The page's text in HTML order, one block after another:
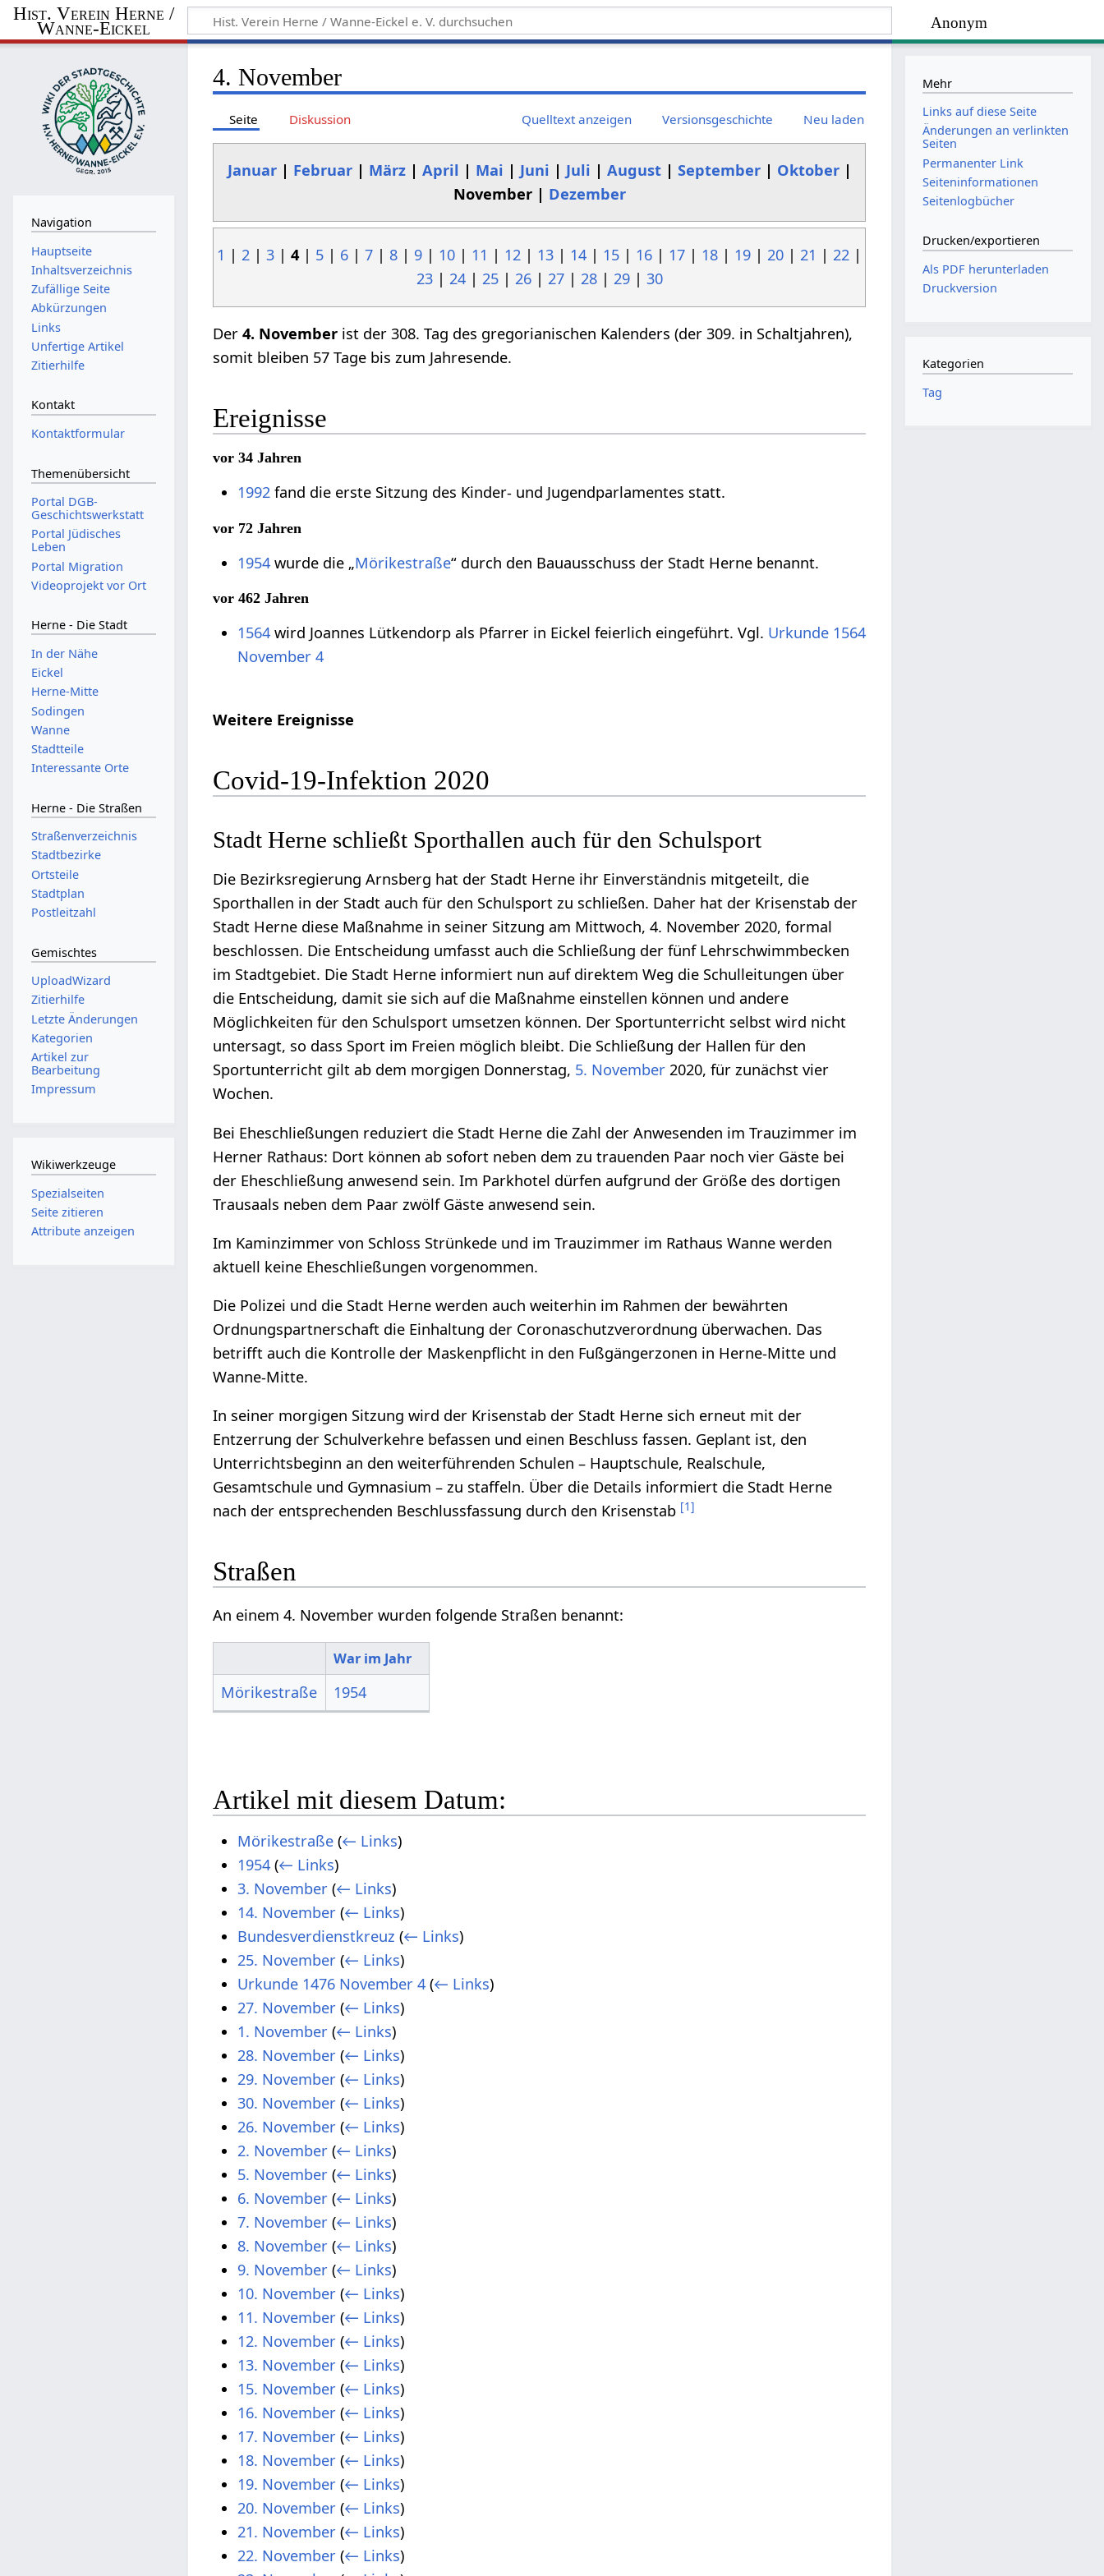
Anonym
Hist. Verein Herne /
Wanne-Eickel
4. November
Seite Diskussion Quelltext anzeigen Versionsgeschichte Neu laden
Januar| Februar| März| April | Mai | Juni | Juli | August| September| Oktober|
November | Dezember
1 |2 |3 |4| 5 | 6 |7 | 8 | 9 | 10 | 11 | 12 | 13 | 14 | 15 | 16 | 17 | 18 | 19 |20 |21 |22 |
23| 24| 25| 26| 27| 28| 29| 30
Der4. November ist der 308. Tag des gregorianischen Kalenders (der 309. in Schaltjahren),
somit bleiben 57 Tage bis zum Jahresende.
Ereignisse
vor 34 Jahren
1992fand die erste Sitzung des Kinder- und Jugendparlamentes statt.
vor 72 Jahren
1954wurde die „Mörikestraße“ durch den Bauausschuss der Stadt Herne benannt.
vor 462 Jahren
1564wird Joannes Lütkendorp als Pfarrer in Eickel feierlich eingeführt. Vgl. Urkunde 1564
November 4
Weitere Ereignisse
Covid-19-Infektion 2020
Stadt Herne schließt Sporthallen auch für den Schulsport
Die Bezirksregierung Arnsberg hat der Stadt Herne ihr Einverständnis mitgeteilt, die
Sporthallen in der Stadt auch für den Schulsport zu schließen. Daher hat der Krisenstab der
Stadt Herne diese Maßnahme in seiner Sitzung am Mittwoch, 4. November 2020, formal
beschlossen. Die Entscheidung umfasst auch die Schließung der fünf Lehrschwimmbecken
im Stadtgebiet. Die Stadt Herne informiert nun auf direktem Weg die Schulleitungen über
die Entscheidung, damit sie sich auf die Maßnahme einstellen können und andere
Möglichkeiten für den Schulsport umsetzen können. Der Sportunterricht selbst wird nicht
untersagt, so dass Sport im Freien möglich bleibt. Die Schließung der Hallen für den
Sportunterricht gilt ab dem morgigen Donnerstag, 5. November 2020, für zunächst vier
Wochen.
Bei Eheschließungen reduziert die Stadt Herne die Zahl der Anwesenden im Trauzimmer im
Herner Rathaus: Dort können ab sofort neben dem zu trauenden Paar noch vier Gäste bei
der Eheschließung anwesend sein. Im Parkhotel dürfen aufgrund der Größe des dortigen
Trausaals neben dem Paar zwölf Gäste anwesend sein.
Im Kaminzimmer von Schloss Strünkede und im Trauzimmer im Rathaus Wanne werden
aktuell keine Eheschließungen vorgenommen.
Die Polizei und die Stadt Herne werden auch weiterhin im Rahmen der bewährten
Ordnungspartnerschaft die Einhaltung der Coronaschutzverordnung überwachen. Das
betrifft auch die Kontrolle der Maskenpflicht in den Fußgängerzonen in Herne-Mitte und
Wanne-Mitte.
In seiner morgigen Sitzung wird der Krisenstab der Stadt Herne sich erneut mit der
Entzerrung der Schulverkehre befassen und einen Beschluss fassen. Geplant ist, den
Unterrichtsbeginn an den weiterführenden Schulen – Hauptschule, Realschule,
Gesamtschule und Gymnasium – zu staffeln. Über die Details informiert die Stadt Herne
nach der entsprechenden Beschlussfassung durch den Krisenstab [1]
Straßen
An einem 4. November wurden folgende Straßen benannt:
War im Jahr
Mörikestraße 1954
Artikel mit diesem Datum:
Mörikestraße (← Links)
1954 (← Links)
3. November (← Links)
14. November (← Links)
Bundesverdienstkreuz (← Links)
25. November (← Links)
Urkunde 1476 November 4 (← Links)
27. November (← Links)
1. November (← Links)
28. November (← Links)
29. November (← Links)
30. November (← Links)
26. November (← Links)
2. November (← Links)
5. November (← Links)
6. November (← Links)
7. November (← Links)
8. November (← Links)
9. November (← Links)
10. November (← Links)
11. November (← Links)
12. November (← Links)
13. November (← Links)
15. November (← Links)
16. November (← Links)
17. November (← Links)
18. November (← Links)
19. November (← Links)
20. November (← Links)
21. November (← Links)
22. November (← Links)
Navigation
Hauptseite
Inhaltsverzeichnis
Zufällige Seite
Abkürzungen
Links
Unfertige Artikel
Zitierhilfe
Kontakt
Kontaktformular
Themenübersicht
Portal DGB-
Geschichtswerkstatt
Portal Jüdisches
Leben
Portal Migration
Videoprojekt vor Ort
Herne - Die Stadt
In der Nähe
Eickel
Herne-Mitte
Sodingen
Wanne
Stadtteile
Interessante Orte
Herne - Die Straßen
Straßenverzeichnis
Stadtbezirke
Ortsteile
Stadtplan
Postleitzahl
Gemischtes
UploadWizard
Zitierhilfe
Letzte Änderungen
Kategorien
Artikel zur
Bearbeitung
Impressum
Wikiwerkzeuge
Spezialseiten
Seite zitieren
Attribute anzeigen
Mehr
Links auf diese Seite
Änderungen an verlinkten
Seiten
Permanenter Link
Seiten­­informationen
Seitenlogbücher
Drucken/­exportieren
Als PDF herunterladen
Druckversion
Kategorien
Tag